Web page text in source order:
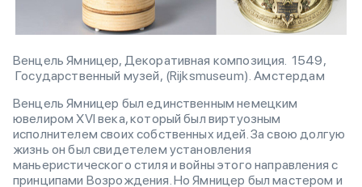
Венцель Ямницер, Декоративная композиция. 1549,
Государственный музей, (Rijksmuseum). Амстердам
Венцель Ямницер был единственным немецким
ювелиром ХVI века, который был виртуозным
исполнителем своих собственных идей. За свою долгую
жизнь он был свидетелем установления
маньеристического стиля и войны этого направления с
принципами Возрождения. Но Ямницер был мастером и